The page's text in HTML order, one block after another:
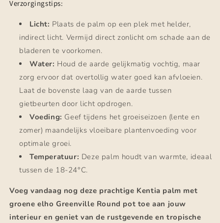
Verzorgingstips:
Licht: Plaats de palm op een plek met helder,
indirect licht. Vermijd direct zonlicht om schade aan de
bladeren te voorkomen.
Water: Houd de aarde gelijkmatig vochtig, maar
zorg ervoor dat overtollig water goed kan afvloeien.
Laat de bovenste laag van de aarde tussen
gietbeurten door licht opdrogen.
Voeding: Geef tijdens het groeiseizoen (lente en
zomer) maandelijks vloeibare plantenvoeding voor
optimale groei.
Temperatuur: Deze palm houdt van warmte, ideaal
tussen de 18-24°C.
Voeg vandaag nog deze prachtige Kentia palm met
groene elho Greenville Round pot toe aan jouw
interieur en geniet van de rustgevende en tropische